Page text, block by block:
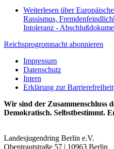
Weiterlesen über
Rassismus,
Intoleranz -
Reichsprogromnacht abonnieren
Impressum
Datenschutz
Intern
Erklärung zur Barrierefreiheit
Wir sind der Zusammenschluss
Demokratisch. Selbstbestimmt.
Landesjugendring Berlin e.V.
Obentrautstraße 57 | 10963 Berlin